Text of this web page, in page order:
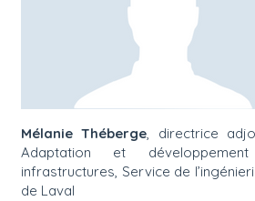
Mélanie Théberge, directrice
Adaptation et
infrastructures, Service de
de Laval